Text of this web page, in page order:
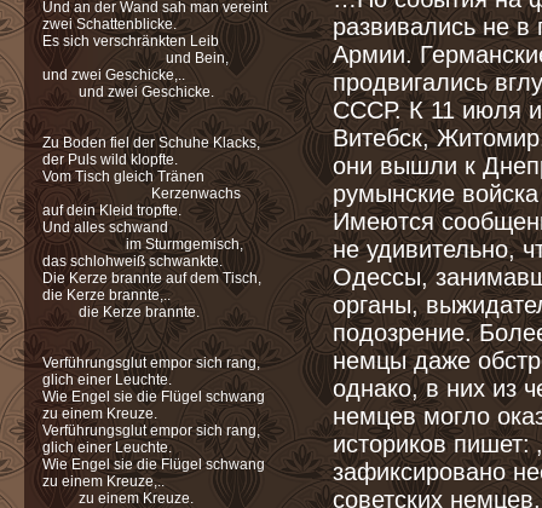
развивались не в
Армии.
продвигались
СССР. К 11 июля
Витебск,
они вышли к
румынские
Имеются
не удивительно,
Одессы,
органы,
подозрение.
немцы даже
однако, в них из
немцев могло
историков
зафиксировано
советских
Und an der Wand sah man vereint
zwei Schattenblicke.
Es sich verschränkten Leib
und Bein,
und zwei Geschicke,..
und zwei Geschicke.
Zu Boden fiel der Schuhe Klacks,
der Puls wild klopfte.
Vom Tisch gleich Tränen
Kerzenwachs
auf dein Kleid tropfte.
Und alles schwand
im Sturmgemisch,
das schlohweiß schwankte.
Die Kerze brannte auf dem Tisch,
die Kerze brannte,..
die Kerze brannte.
Verführungsglut empor sich rang,
glich einer Leuchte.
Wie Engel sie die Flügel schwang
zu einem Kreuze.
Verführungsglut empor sich rang,
glich einer Leuchte.
Wie Engel sie die Flügel schwang
zu einem Kreuze,..
zu einem Kreuze.